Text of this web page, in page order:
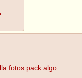
fotos pack algo